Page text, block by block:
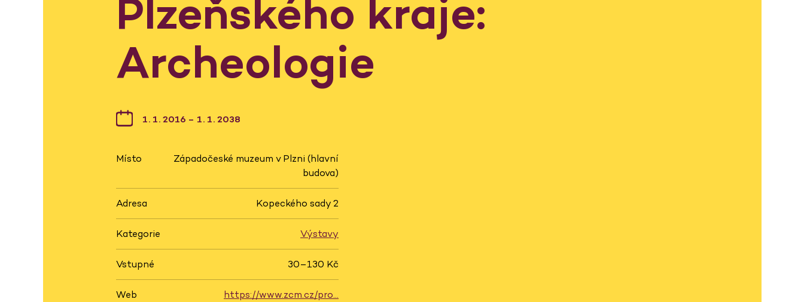
Plzeňského kraje:
Archeologie
1. 1. 2016 – 1. 1. 2038
Místo
Západočeské muzeum v Plzni (hlavní
budova)
Adresa Kopeckého sady 2
Kategorie Výstavy
Vstupné 30–130 Kč
Web https://www.zcm.cz/pro…